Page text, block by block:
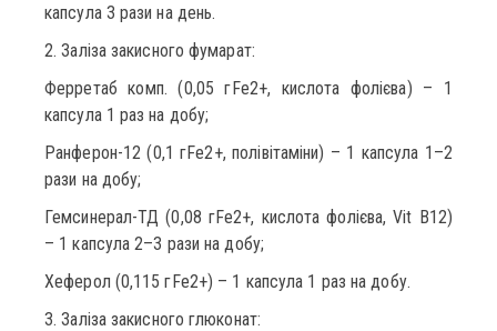
капсула 3 рази на день.
2. Заліза закисного фумарат:
Ферретаб комп. (0,05 гFe2+, кислота фолієва) – 1
капсула 1 раз на добу;
Ранферон-12 (0,1 гFe2+, полівітаміни) – 1 капсула 1–2
рази на добу;
Гемсинерал-ТД (0,08 гFe2+, кислота фолієва, Vit B12)
– 1 капсула 2–3 рази на добу;
Хеферол (0,115 гFe2+) – 1 капсула 1 раз на добу.
3. Заліза закисного глюконат: